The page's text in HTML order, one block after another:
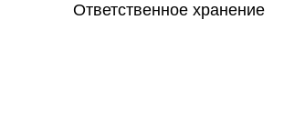
Ответственное хранение